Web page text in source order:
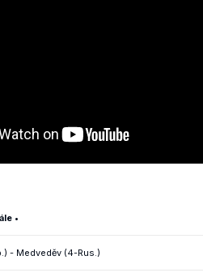
•
- Medveděv (4-Rus.)